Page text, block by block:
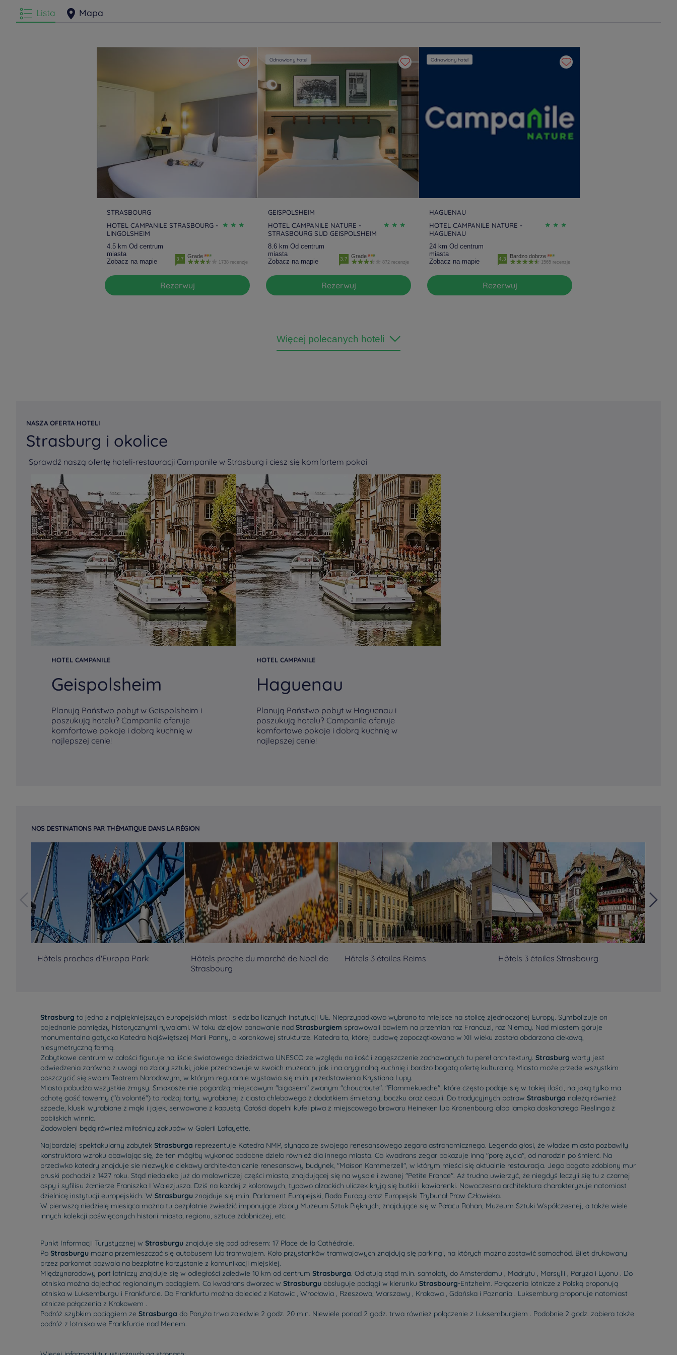
Lista Mapa
STRASBOURG
HOTEL CAMPANILE STRASBOURG -
LINGOLSHEIM
4.5 km Od centrum
miasta
Zobacz na mapie
3.7 Grade
1738 recenzje
Rezerwuj
Odnowiony hotel
GEISPOLSHEIM
HOTEL CAMPANILE NATURE -
STRASBOURG SUD GEISPOLSHEIM
8.6 km Od centrum
miasta
Zobacz na mapie
3.7 Grade
872 recenzje
Rezerwuj
Odnowiony hotel
HAGUENAU
HOTEL CAMPANILE NATURE -
HAGUENAU
24 km Od centrum
miasta
Zobacz na mapie
4.3 Bardzo dobrze
1565 recenzje
Rezerwuj
Więcej polecanych hoteli
NASZA OFERTA HOTELI
Strasburg i okolice
Sprawdź naszą ofertę hoteli-restauracji Campanile w Strasburg i ciesz się komfortem pokoi
HOTEL CAMPANILE
Geispolsheim
Planują Państwo pobyt w Geispolsheim i
poszukują hotelu? Campanile oferuje
komfortowe pokoje i dobrą kuchnię w
najlepszej cenie!
HOTEL CAMPANILE
Haguenau
Planują Państwo pobyt w Haguenau i
poszukują hotelu? Campanile oferuje
komfortowe pokoje i dobrą kuchnię w
najlepszej cenie!
NOS DESTINATIONS PAR THÉMATIQUE DANS LA RÉGION
Hôtels proches d'Europa Park
Hôtels proche du marché de Noël de
Strasbourg
Hôtels 3 étoiles Reims Hôtels 3 étoiles Strasbourg
Strasburg to jedno z najpiękniejszych europejskich miast i siedziba licznych instytucji UE. Nieprzypadkowo wybrano to miejsce na stolicę zjednoczonej Europy. Symbolizuje on
pojednanie pomiędzy historycznymi rywalami. W toku dziejów panowanie nad Strasburgiem sprawowali bowiem na przemian raz Francuzi, raz Niemcy. Nad miastem góruje
monumentalna gotycka Katedra Najświętszej Marii Panny, o koronkowej strukturze. Katedra ta, której budowę zapoczątkowano w XII wieku została obdarzona ciekawą,
niesymetryczną formą.
Zabytkowe centrum w całości figuruje na liście światowego dziedzictwa UNESCO ze względu na ilość i zagęszczenie zachowanych tu pereł architektury. Strasburg warty jest
odwiedzenia zarówno z uwagi na zbiory sztuki, jakie przechowuje w swoich muzeach, jak i na oryginalną kuchnię i bardzo bogatą ofertę kulturalną. Miasto może przede wszystkim
poszczycić się swoim Teatrem Narodowym, w którym regularnie wystawia się m.in. przedstawienia Krystiana Lupy.
Miasto pobudza wszystkie zmysy. Smakosze nie pogardzą miejscowym "bigosem" zwanym "choucroute". "Flammekueche", które często podaje się w takiej ilości, na jaką tylko ma
ochotę gość tawerny ("à volonté") to rodzaj tarty, wyrabianej z ciasta chlebowego z dodatkiem śmietany, boczku oraz cebuli. Do tradycyjnych potraw Strasburga należą również
szpecle, kluski wyrabiane z mąki i jajek, serwowane z kapustą. Całości dopełni kufel piwa z miejscowego browaru Heineken lub Kronenbourg albo lampka doskonałego Rieslinga z
pobliskich winnic.
Zadowoleni będą również miłośnicy zakupów w Galerii Lafayette.
Najbardziej spektakularny zabytek Strasburga reprezentuje Katedra NMP, słynąca ze swojego renesansowego zegara astronomicznego. Legenda głosi, że władze miasta pozbawiły
konstruktora wzroku obawiając się, że ten mógłby wykonać podobne dzieło również dla innego miasta. Co kwadrans zegar pokazuje inną "porę życia", od narodzin po śmierć. Na
przeciwko katedry znajduje sie niezwykle ciekawy architektonicznie renesansowy budynek, "Maison Kammerzell", w którym mieści się aktualnie restauracja. Jego bogato zdobiony mur
pruski pochodzi z 1427 roku. Stąd niedaleko już do malowniczej części miasta, znajdującej się na wyspie i zwanej "Petite France". Aż trudno uwierzyć, że niegdyś leczyli się tu z czarnej
ospy i syfilisu żołnierze Franiszka I Walezjusza. Dziś na każdej z kolorowych, typowo alzackich uliczek kryją się butiki i kawiarenki. Nowoczesna architektura charakteryzuje natomiast
dzielnicę instytucji europejskich. W Strasburgu znajduje się m.in. Parlament Europejski, Rada Europy oraz Europejski Trybunał Praw Człowieka.
W pierwszą niedzielę miesiąca można tu bezpłatnie zwiedzić imponujące zbiory Muzeum Sztuk Pięknych, znajdujące się w Pałacu Rohan, Muzeum Sztuki Współczesnej, a także wiele
innych kolekcji poświęconych historii miasta, regionu, sztuce zdobniczej, etc.
Punkt Informacji Turystycznej w Strasburgu znajduje się pod adresem: 17 Place de la Cathédrale.
Po Strasburgu można przemieszczać się autobusem lub tramwajem. Koło przystanków tramwajowych znajdują się parkingi, na których można zostawić samochód. Bilet drukowany
przez parkomat pozwala na bezpłatne korzystanie z komunikacji miejskiej.
Międzynarodowy port lotniczy znajduje się w odległości zaledwie 10 km od centrum Strasburga. Odlatują stąd m.in. samoloty do Amsterdamu , Madrytu , Marsylii , Paryża i Lyonu . Do
lotniska można dojechać regionalnym pociągiem. Co kwadrans dworzec w Strasburgu obsługuje pociągi w kierunku Strasbourg-Entzheim. Połączenia lotnicze z Polską proponują
lotniska w Luksemburgu i Frankfurcie. Do Frankfurtu można dolecieć z Katowic , Wrocławia , Rzeszowa, Warszawy , Krakowa , Gdańska i Poznania . Luksemburg proponuje natomiast
lotnicze połączenia z Krakowem .
Podróż szybkim pociągiem ze Strasburga do Paryża trwa zaledwie 2 godz. 20 min. Niewiele ponad 2 godz. trwa również połączenie z Luksemburgiem . Podobnie 2 godz. zabiera także
podróż z lotniska we Frankfurcie nad Menem.